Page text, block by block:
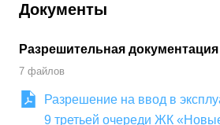
Документы
Разрешительная документация
7 файлов
Разрешение на ввод в
9 третьей очереди ЖК